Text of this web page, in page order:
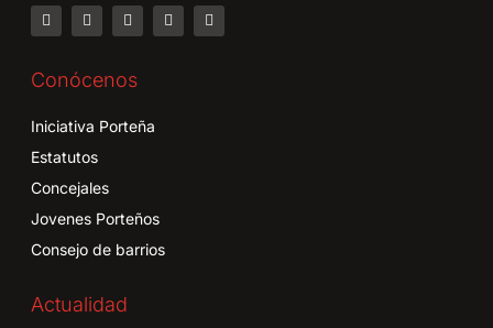
Conócenos
Iniciativa Porteña
Estatutos
Concejales
Jovenes Porteños
Consejo de barrios
Actualidad